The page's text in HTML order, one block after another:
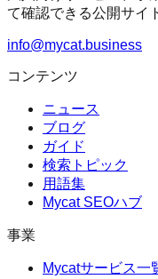
て確認できる公開サイ
info@mycat.business
コンテンツ
ニュース
ブログ
ガイド
検索トピック
用語集
Mycat SEOハブ
事業
Mycatサービス一